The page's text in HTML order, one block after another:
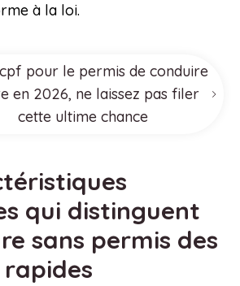
à la loi.
pour le permis de conduire
en 2026, ne laissez pas filer
cette ultime chance
qui distinguent
sans permis des